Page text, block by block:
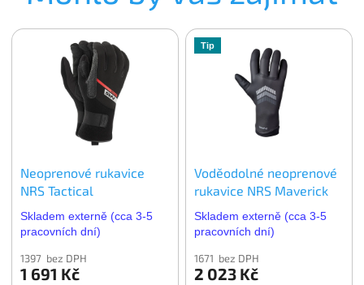
Neoprenové rukavice
NRS Tactical
Skladem externě (cca 3-5
pracovních dní)
1397 bez DPH
1 691 Kč
Tip
Voděodolné neoprenové
rukavice NRS Maverick
Skladem externě (cca 3-5
pracovních dní)
1671 bez DPH
2 023 Kč